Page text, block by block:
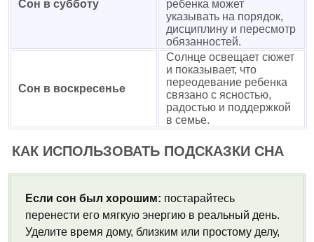
Сон в субботу
ребенка может
указывать на порядок,
дисциплину и пересмотр
обязанностей.
Сон в воскресенье
Солнце освещает сюжет
и показывает, что
переодевание ребенка
связано с ясностью,
радостью и поддержкой
в семье.
КАК ИСПОЛЬЗОВАТЬ ПОДСКАЗКИ СНА
Если сон был хорошим: постарайтесь
перенести его мягкую энергию в реальный день.
Уделите время дому, близким или простому делу,